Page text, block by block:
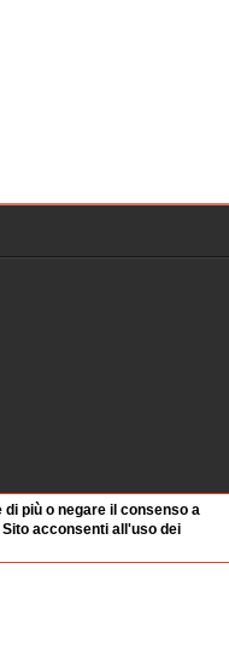
più o negare il consenso a
acconsenti all'uso dei